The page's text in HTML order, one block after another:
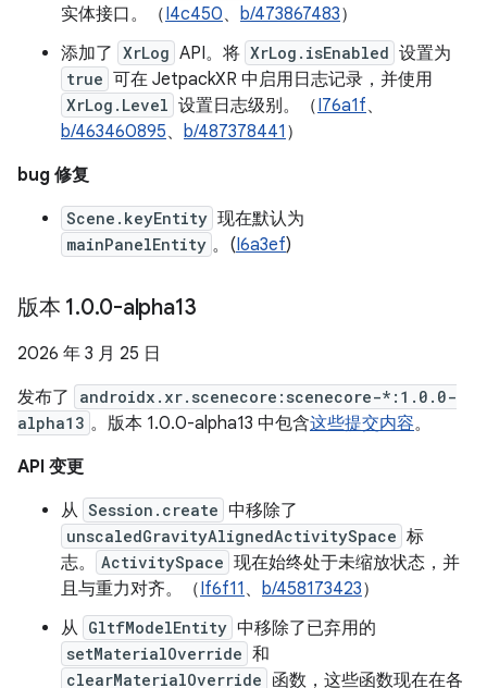
实体接口。（I4c450、 b/473867483）
添加了 XrLog API。将 XrLog.isEnabled 设置为
true 可在 JetpackXR 中启用日志记录，并使用
XrLog.Level 设置日志级别。（I76a1f、
b/463460895、 b/487378441 ）
bug 修复
Scene.keyEntity 现在默认为
mainPanelEntity 。(I6a3ef)
版本 1.0.0-alpha13
2026 年 3 月 25 日
发布了
androidx.xr.scenecore:scenecore-*:1.0.0-
alpha13 。版本 1.0.0-alpha13 中包含这些提交内容。
API 变更
从 Session.create 中移除了
unscaledGravityAlignedActivitySpace 标
志。
ActivitySpace 现在始终处于未缩放状态，并
且与重力对齐。（If6f11 、 b/458173423）
从 GltfModelEntity 中移除了已弃用的
setMaterialOverride 和
clearMaterialOverride 函数，这些函数现在在各